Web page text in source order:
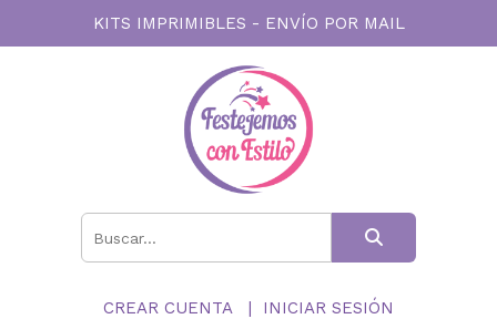
KITS IMPRIMIBLES - ENVÍO POR MAIL
CREAR CUENTA INICIAR SESIÓN